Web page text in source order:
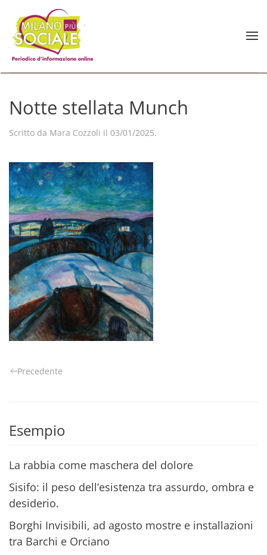
Skip to main content
Notte stellata Munch
Scritto da Mara Cozzoli il 03/01/2025.
Precedente
Esempio
La rabbia come maschera del dolore
Sisifo: il peso dell’esistenza tra assurdo, ombra e
desiderio.
Borghi Invisibili, ad agosto mostre e installazioni
tra Barchi e Orciano